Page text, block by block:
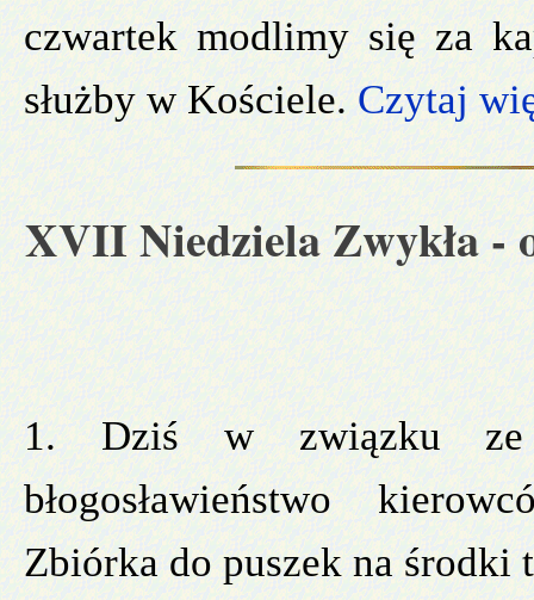
czwartek modlimy się za
służby w Kościele. Czytaj
XVII Niedziela Zwykła-
1. Dziś w związku ze
błogosławieństwo
Zbiórka do puszek na środki